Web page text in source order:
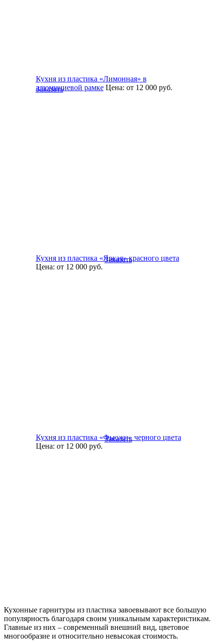
Кухня из пластика «Лимонная» в
алюминиевой рамке Цена: от 12 000руб.
Заказать
Кухня из пластика «Яркая» красного цвета
Цена: от 12 000руб.
Заказать
Кухня из пластика «Фьюжн» черного цвета
Цена: от 12 000руб.
Заказать
Кухонные гарнитуры из пластика завоевывают все большую
популярность благодаря своим уникальным характеристикам.
Главные из них – современный внешний вид, цветовое
многообразие и относительно невысокая стоимость.